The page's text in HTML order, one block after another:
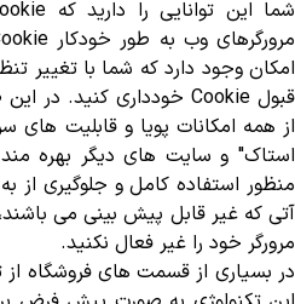
شما این توانایی را دارید که
مرورگرهای وب به طور خودکار
امکان وجود دارد که شما با تغییر
قبول Cookie خودداری کنید. در
از همه امکانات پویا و قابلیت
استاک" و سایت های دیگر بهره
منظور استفاده کامل و جلوگیری از
آتی که غیر قابل پیش بینی می
مرورگر خود را غیر فعال نکنید.
در بسیاری از قسمت های فروشگاه از